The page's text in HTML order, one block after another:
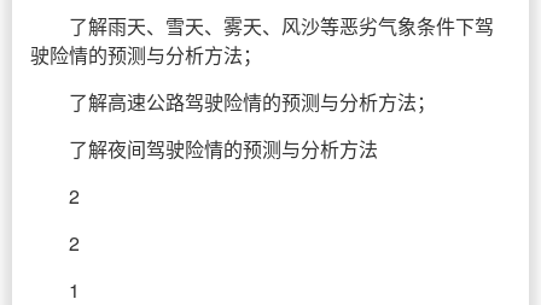
了解雨天、雪天、雾天、风沙等恶劣气象条件下驾
驶险情的预测与分析方法；
了解高速公路驾驶险情的预测与分析方法；
了解夜间驾驶险情的预测与分析方法
2
2
1